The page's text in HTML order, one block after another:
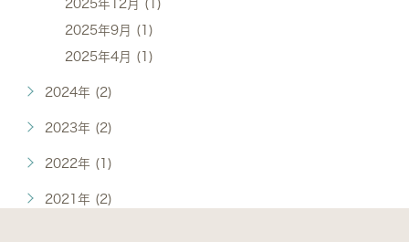
2025年12月 (1)
2025年9月 (1)
2025年4月 (1)
2024年 (2)
2023年 (2)
2022年 (1)
2021年 (2)